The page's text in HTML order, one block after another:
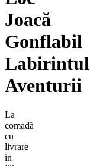
Joacă
Gonflabil
Labirintul
Aventurii
La
comadã
cu
livrare
în